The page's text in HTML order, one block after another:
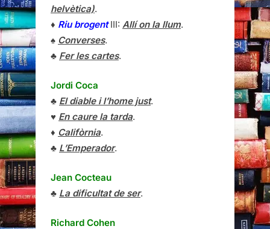
helvètica).
♦ Riu brogentIII: Allí on la llum.
♠ Converses.
♣ Fer les cartes.
Jordi Coca
♣ El diable i l’home just.
♥ En caure la tarda.
♦ Califòrnia.
♣ L’Emperador.
Jean Cocteau
♣ La dificultat de ser.
Richard Cohen